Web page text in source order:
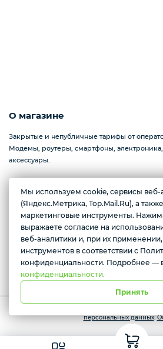
О магазине
Закрытые и непубличные тарифы от
Модемы, роутеры, смартфоны, электроника,
аксессуары.
Севастополь, проспект Генерала
Ежедневно с 10:00 до 17:00
персональных данных.
Мы используем cookie, сервисы веб-
(Яндекс.Метрика, Top.Mail.Ru), а
маркетинговые инструменты.
выражаете согласие на
веб-аналитики и, при их
инструментов в соответствии с
конфиденциальности. Подробнее —
конфиденциальности.
Принять
Желаете подозвать
Да